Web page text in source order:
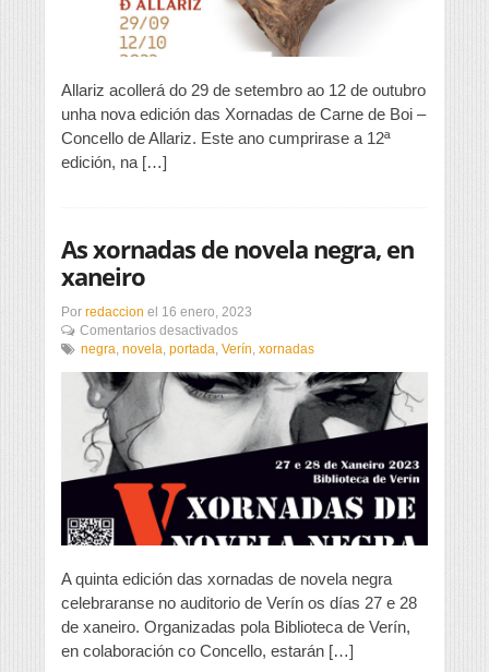
Allariz acollerá do 29 de setembro ao 12 de outubro
unha nova edición das Xornadas de Carne de Boi –
Concello de Allariz. Este ano cumprirase a 12ª
edición, na […]
As xornadas de novela negra, en
xaneiro
Por redaccion el 16 enero, 2023
Comentarios desactivadosen
As
de
novela
negra,
en
xaneiro
negra, novela, portada, Verín, xornadas
A quinta edición das xornadas de novela negra
celebraranse no auditorio de Verín os días 27 e 28
de xaneiro. Organizadas pola Biblioteca de Verín,
en colaboración co Concello, estarán […]